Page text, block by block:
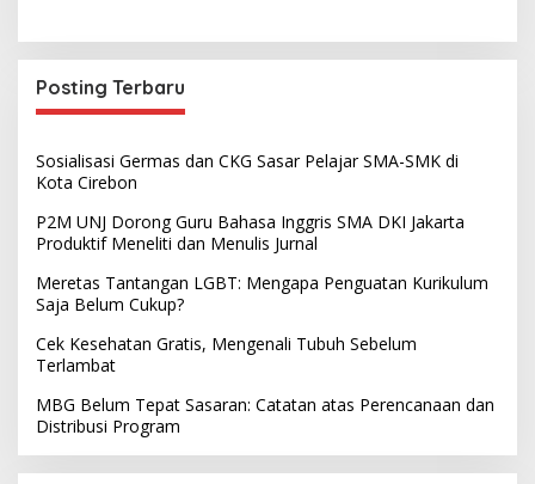
Posting Terbaru
Sosialisasi Germas dan CKG Sasar Pelajar SMA-SMK di
Kota Cirebon
P2M UNJ Dorong Guru Bahasa Inggris SMA DKI Jakarta
Produktif Meneliti dan Menulis Jurnal
Meretas Tantangan LGBT: Mengapa Penguatan Kurikulum
Saja Belum Cukup?
Cek Kesehatan Gratis, Mengenali Tubuh Sebelum
Terlambat
MBG Belum Tepat Sasaran: Catatan atas Perencanaan dan
Distribusi Program